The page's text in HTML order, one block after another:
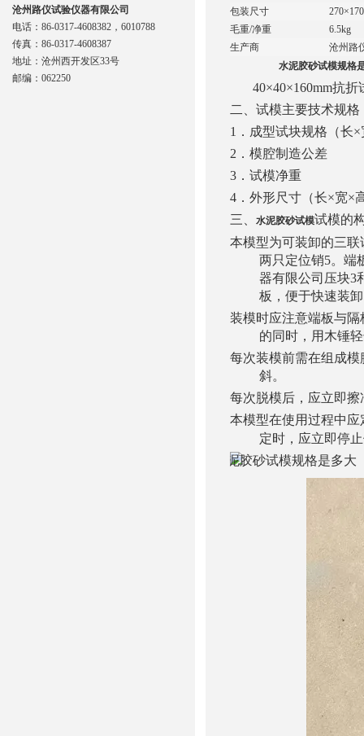
包装尺寸
毛重/净重
6.5kg
生产商
沧州路
水泥胶砂试模规格
40×40×160mm抗
二、试模主要技术规格
1．成型试块规格（
2．模腔制造
3．试模净
4．外形尺寸（长×
三、
水泥胶砂试模试模的
本模型为可装卸的三
两只定位销5。端
器有限公司压块3
板，便于快速装
装模时应注意端板与
的同时，用木锤
每次装模前需在组成
斜。
每次脱模后，应立即
本模型在使用过程中
定时，应立即停
沧州路仪试验仪器有限公司
电话：86-0317-4608382，6010788
传真：86-0317-4608387
地址：沧州西开发区33号
邮编：062250